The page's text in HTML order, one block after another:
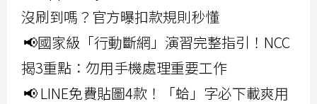
沒刷到嗎？官方曝扣款規則秒懂
📢國家級「行動斷網」演習完整指引！NCC
揭3重點：勿用手機處理重要工作
📢 LINE免費貼圖4款！「蛤」字必下載爽用